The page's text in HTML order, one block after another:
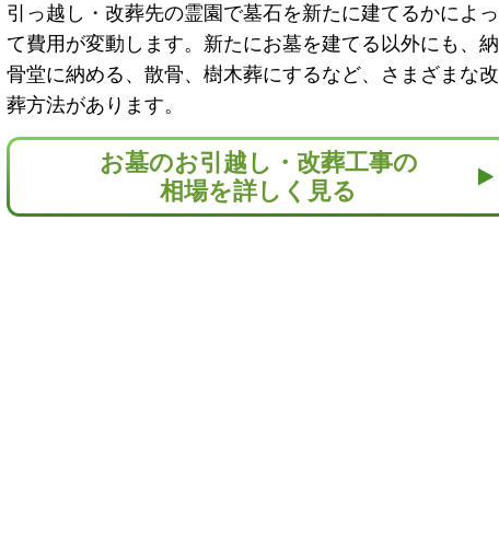
引っ越し・改葬先の霊園で墓石を新たに建てるかによっ
て費用が変動します。新たにお墓を建てる以外にも、納
骨堂に納める、散骨、樹木葬にするなど、さまざまな改
葬方法があります。
お墓のお引越し・改葬工事の
相場を詳しく見る